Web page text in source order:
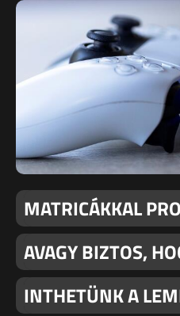
MATRICÁKKAL
AVAGY BIZTOS,
INTHETÜNK A